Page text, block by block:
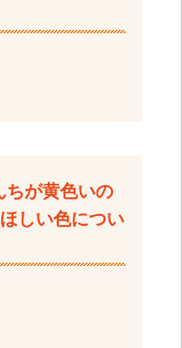
ちが黄色いの
しい色につい